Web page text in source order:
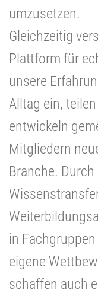
umzusetzen.
Gleichzeitig
Plattform für
unsere
Alltag ein,
entwickeln
Mitgliedern
Branche.
in
eigene
schaffen auch